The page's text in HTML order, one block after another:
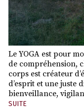
Le YOGA est pour
de compréhension,
corps est créateur
d’esprit et une juste
bienveillance,
SUITE